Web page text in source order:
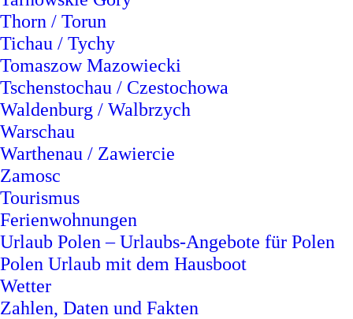
Thorn / Torun
Tichau / Tychy
Tomaszow Mazowiecki
Tschenstochau / Czestochowa
Waldenburg / Walbrzych
Warschau
Warthenau / Zawiercie
Zamosc
Tourismus
Ferienwohnungen
Urlaub Polen – Urlaubs-Angebote für Polen
Polen Urlaub mit dem Hausboot
Wetter
Zahlen, Daten und Fakten